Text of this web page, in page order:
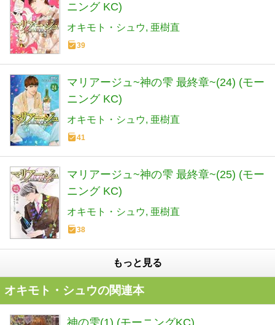
ニング KC)
オキモト・シュウ 亜樹直
39
マリアージュ~神の雫 最終章~(24) (モー
ニング KC)
オキモト・シュウ 亜樹直
41
マリアージュ~神の雫 最終章~(25) (モー
ニング KC)
オキモト・シュウ 亜樹直
38
もっと見る
オキモト・シュウの関連本
神の雫(1) (モーニングKC)